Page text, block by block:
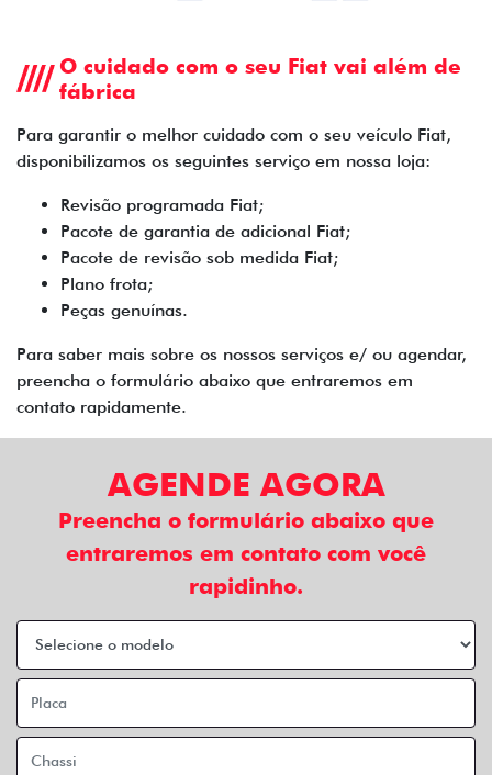
O cuidado com o seu Fiat vai além de
fábrica
Para garantir o melhor cuidado com o seu veículo Fiat,
disponibilizamos os seguintes serviço em nossa loja:
Revisão programada Fiat;
Pacote de garantia de adicional Fiat;
Pacote de revisão sob medida Fiat;
Plano frota;
Peças genuínas.
Para saber mais sobre os nossos serviços e/ ou agendar,
preencha o formulário abaixo que entraremos em
contato rapidamente.
AGENDE AGORA
Preencha o formulário abaixo que
entraremos em contato com você
rapidinho.